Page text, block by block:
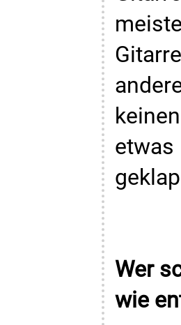
etwas
Wer
wie